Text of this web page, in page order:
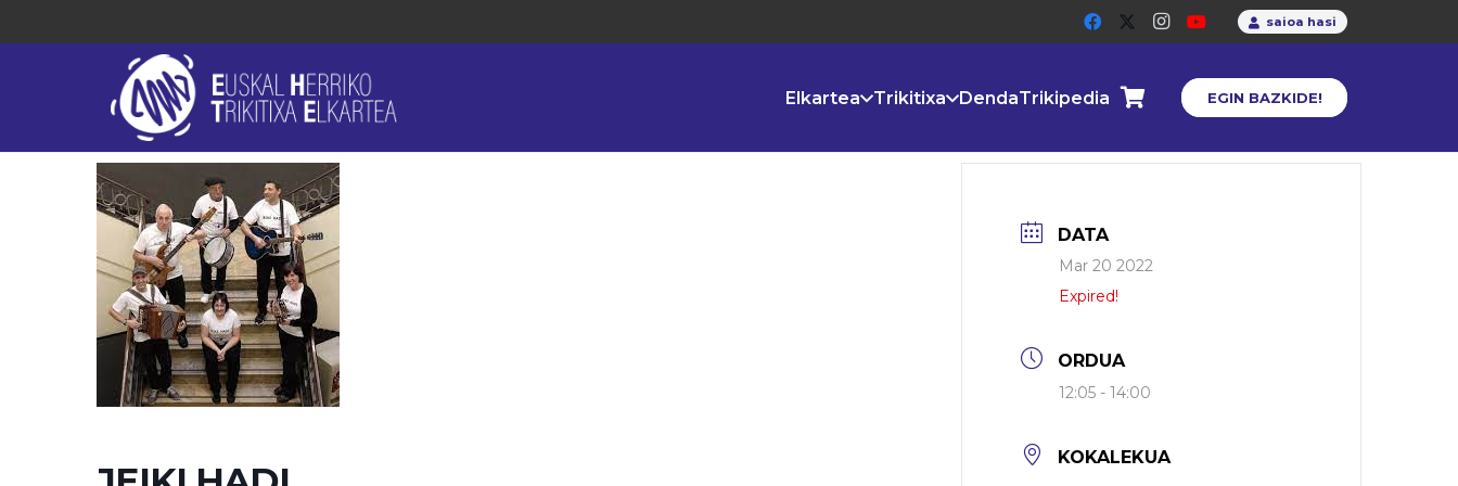
saioa hasi
Elkartea Trikitixa DendaTrikipedia EGIN BAZKIDE!
DATA
Mar 20 2022
Expired!
ORDUA
12:05 - 14:00
KOKALEKUA